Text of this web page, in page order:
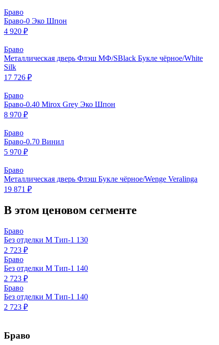
Браво
Браво-0 Эко Шпон
4 920 ₽
Браво
Металлическая дверь Флэш МФ/SBlack Букле чёрное/White
Silk
17 726 ₽
Браво
Браво-0.40 Mirox Grey Эко Шпон
8 970 ₽
Браво
Браво-0.70 Винил
5 970 ₽
Браво
Металлическая дверь Флэш Букле чёрное/Wenge Veralinga
19 871 ₽
В этом ценовом сегменте
Браво
Без отделки М Тип-1 130
2 723 ₽
Браво
Без отделки М Тип-1 140
2 723 ₽
Браво
Без отделки М Тип-1 140
2 723 ₽
Браво